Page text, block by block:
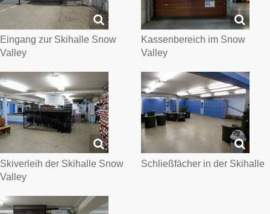
Eingang zur Skihalle Snow
Valley
Kassenbereich im Snow
Valley
Skiverleih der Skihalle Snow
Valley
Schließfächer in der Skihalle